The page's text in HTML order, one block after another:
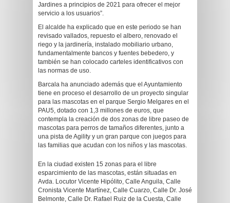
Jardines a principios de 2021 para ofrecer el mejor
servicio a los usuarios”.
El alcalde ha explicado que en este periodo se han
revisado vallados, repuesto el albero, renovado el
riego y la jardinería, instalado mobiliario urbano,
fundamentalmente bancos y fuentes bebedero, y
también se han colocado carteles identificativos con
las normas de uso.
Barcala ha anunciado además que el Ayuntamiento
tiene en proceso el desarrollo de un proyecto singular
para las mascotas en el parque Sergio Melgares en el
PAU5, dotado con 1,3 millones de euros, que
contempla la creación de dos zonas de libre paseo de
mascotas para perros de tamaños diferentes, junto a
una pista de Agility y un gran parque con juegos para
las familias que acudan con los niños y las mascotas.
En la ciudad existen 15 zonas para el libre
esparcimiento de las mascotas, están situadas en
Avda. Locutor Vicente Hipólito, Calle Anguila, Calle
Cronista Vicente Martínez, Calle Cuarzo, Calle Dr. José
Belmonte, Calle Dr. Rafael Ruiz de la Cuesta, Calle